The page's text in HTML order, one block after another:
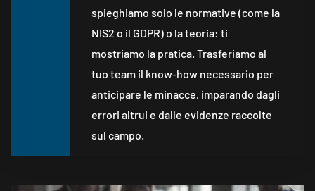
spieghiamo solo le normative (come la
NIS2 o il GDPR) o la teoria: ti
mostriamo la pratica. Trasferiamo al
tuo team il know-how necessario per
anticipare le minacce, imparando dagli
errori altrui e dalle evidenze raccolte
sul campo.